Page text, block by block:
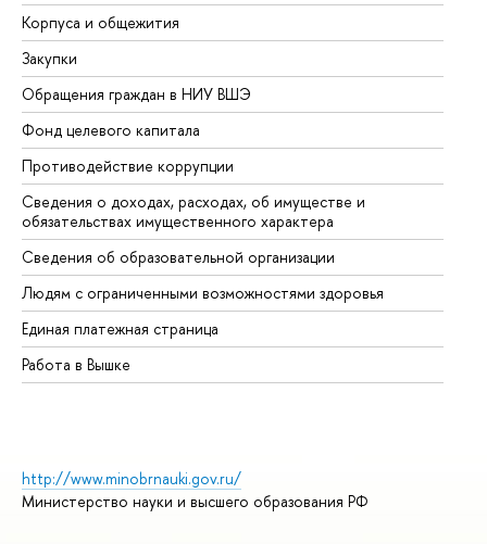
Корпуса и общежития
Закупки
Обращения граждан в НИУ ВШЭ
Фонд целевого капитала
Противодействие коррупции
Сведения о доходах, расходах, об имуществе и
обязательствах имущественного характера
Сведения об образовательной организации
Людям с ограниченными возможностями здоровья
Единая платежная страница
Работа в Вышке
http://www.minobrnauki.gov.ru/
Министерство науки и высшего образования РФ